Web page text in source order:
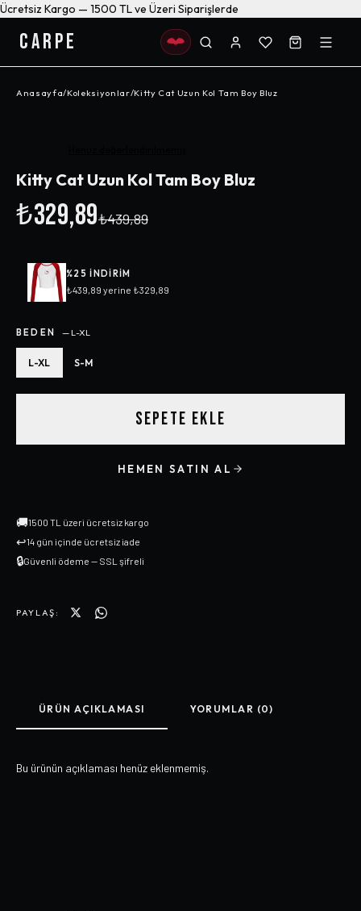
Ücretsiz Kargo — 1500 TL ve Üzeri Siparişlerde
CARPE
Anasayfa/Koleksiyonlar/Kitty Cat Uzun Kol Tam Boy Bluz
Kitty Cat Uzun Kol Tam Boy Bluz
₺329,89₺439,89
%25 INDIRIM
₺439,89 yerine ₺329,89
BEDEN — L-XL
L-XL S-M
SEPETE EKLE
HEMEN SATIN AL
🚚1500 TL üzeri ücretsiz kargo
↩14 gün içinde ücretsiz iade
🔒Güvenli ödeme — SSL şifreli
PAYLAŞ:
ÜRÜN AÇIKLAMASI YORUMLAR (0)
Bu ürünün açıklaması henüz eklenmemiş.